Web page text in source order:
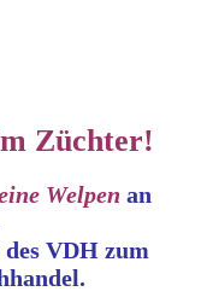
Züchter!
Welpen an
des VDH zum